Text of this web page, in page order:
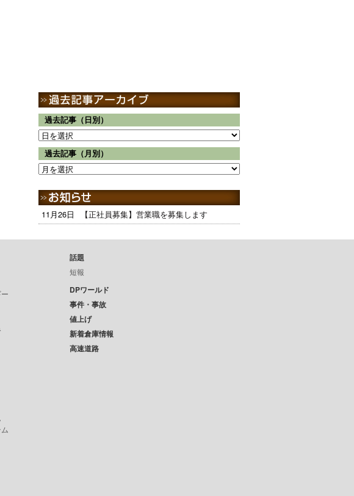
過去記事（日別）
過去記事（月別）
11月26日 【正社員募集】営業職を募集します
話題
短報
DPワールド
事件・事故
値上げ
新着倉庫情報
高速道路